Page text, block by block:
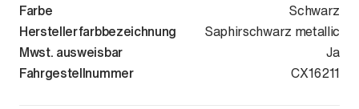
Farbe
Schwarz
Herstellerfarbbezeichnung
Saphirschwarz metallic
Mwst. ausweisbar
Ja
Fahrgestellnummer
WBA21GW060CX16211